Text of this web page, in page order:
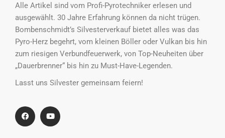
Alle Artikel sind vom Profi-Pyrotechniker erlesen und
ausgewählt. 30 Jahre Erfahrung können da nicht trügen.
Bombenschmidt’s Silvesterverkauf bietet alles was das
Pyro-Herz begehrt, vom kleinen Böller oder Vulkan bis hin
zum riesigen Verbundfeuerwerk, von Top-Neuheiten über
„Dauerbrenner“ bis hin zu Must-Have-Legenden.
Lasst uns Silvester gemeinsam feiern!